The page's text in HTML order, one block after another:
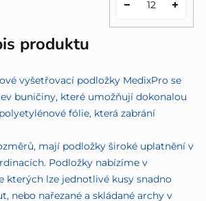
produktu
vyšetřovací podložky MedixPro se
buničiny, které umožňují dokonalou
fólie, která zabrání
mají podložky široké uplatnění v
Podložky nabízíme v
kterých lze jednotlivé kusy snadno
nebo nařezané a skládané archy v